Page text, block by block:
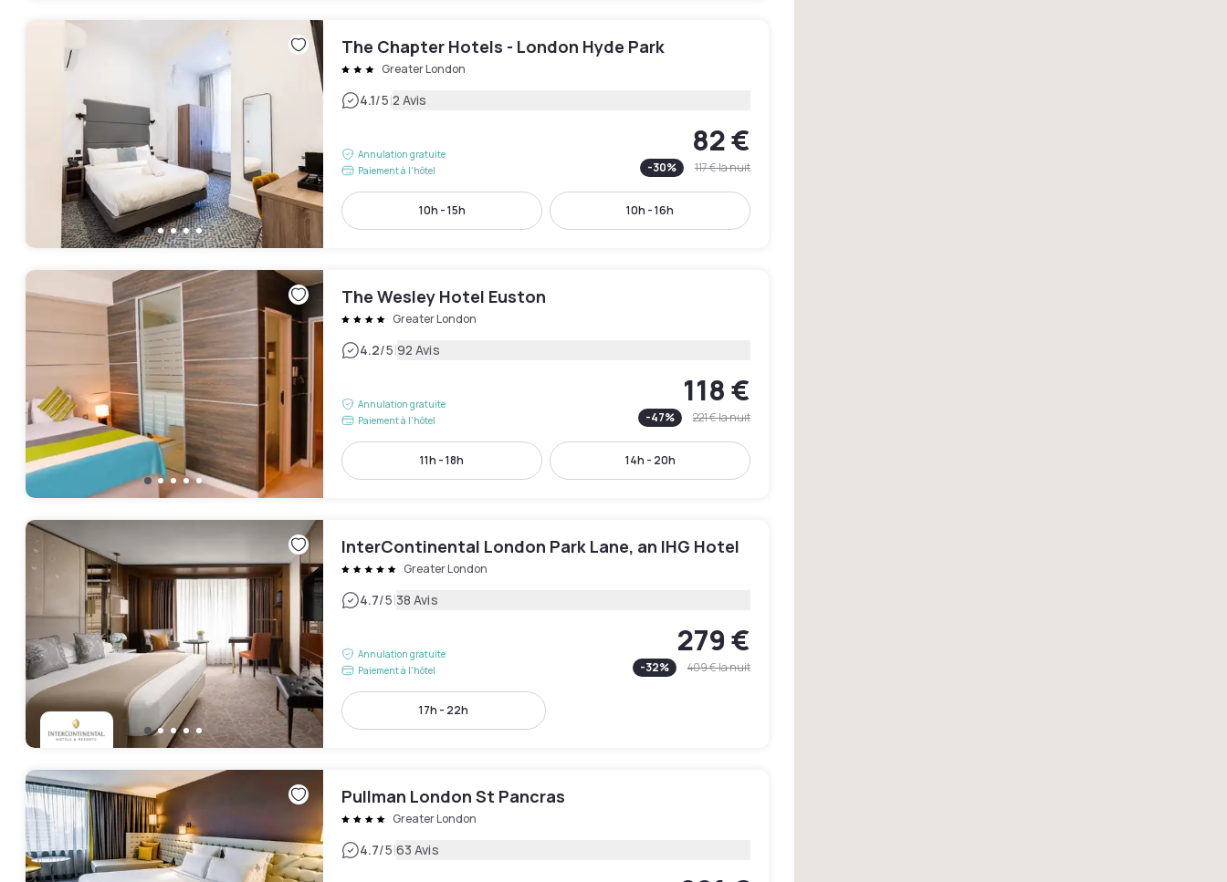
The Chapter Hotels - London Hyde Park
Greater London
4.1/5|2 Avis
Annulation gratuite
Paiement à l'hôtel
82 €
-30% 117 €la nuit
10h - 15h 10h - 16h
The Wesley Hotel Euston
Greater London
4.2/5|92 Avis
Annulation gratuite
Paiement à l'hôtel
118 €
-47% 221 €la nuit
11h - 18h 14h - 20h
InterContinental London Park Lane, an IHG Hotel
Greater London
4.7/5|38 Avis
Annulation gratuite
Paiement à l'hôtel
279 €
-32% 409 €la nuit
17h - 22h
Pullman London St Pancras
Greater London
4.7/5|63 Avis